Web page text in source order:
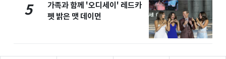
5
가족과 함께 '오디세이' 레드카
펫 밝은 맷 데이먼